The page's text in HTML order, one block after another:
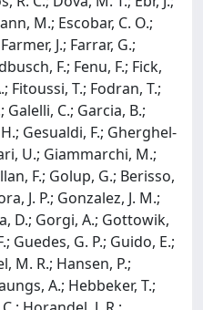
M.; Escobar, C. O.;
J.; Farrar, G.;
F.; Fenu, F.; Fick,
Fitoussi, T.; Fodran, T.;
Galelli, C.; Garcia, B.;
Gesualdi, F.; Gherghel-
U.; Giammarchi, M.;
F.; Golup, G.; Berisso,
J. P.; Gonzalez, J. M.;
D.; Gorgi, A.; Gottowik,
Guedes, G. P.; Guido, E.;
M. R.; Hansen, P.;
A.; Hebbeker, T.;